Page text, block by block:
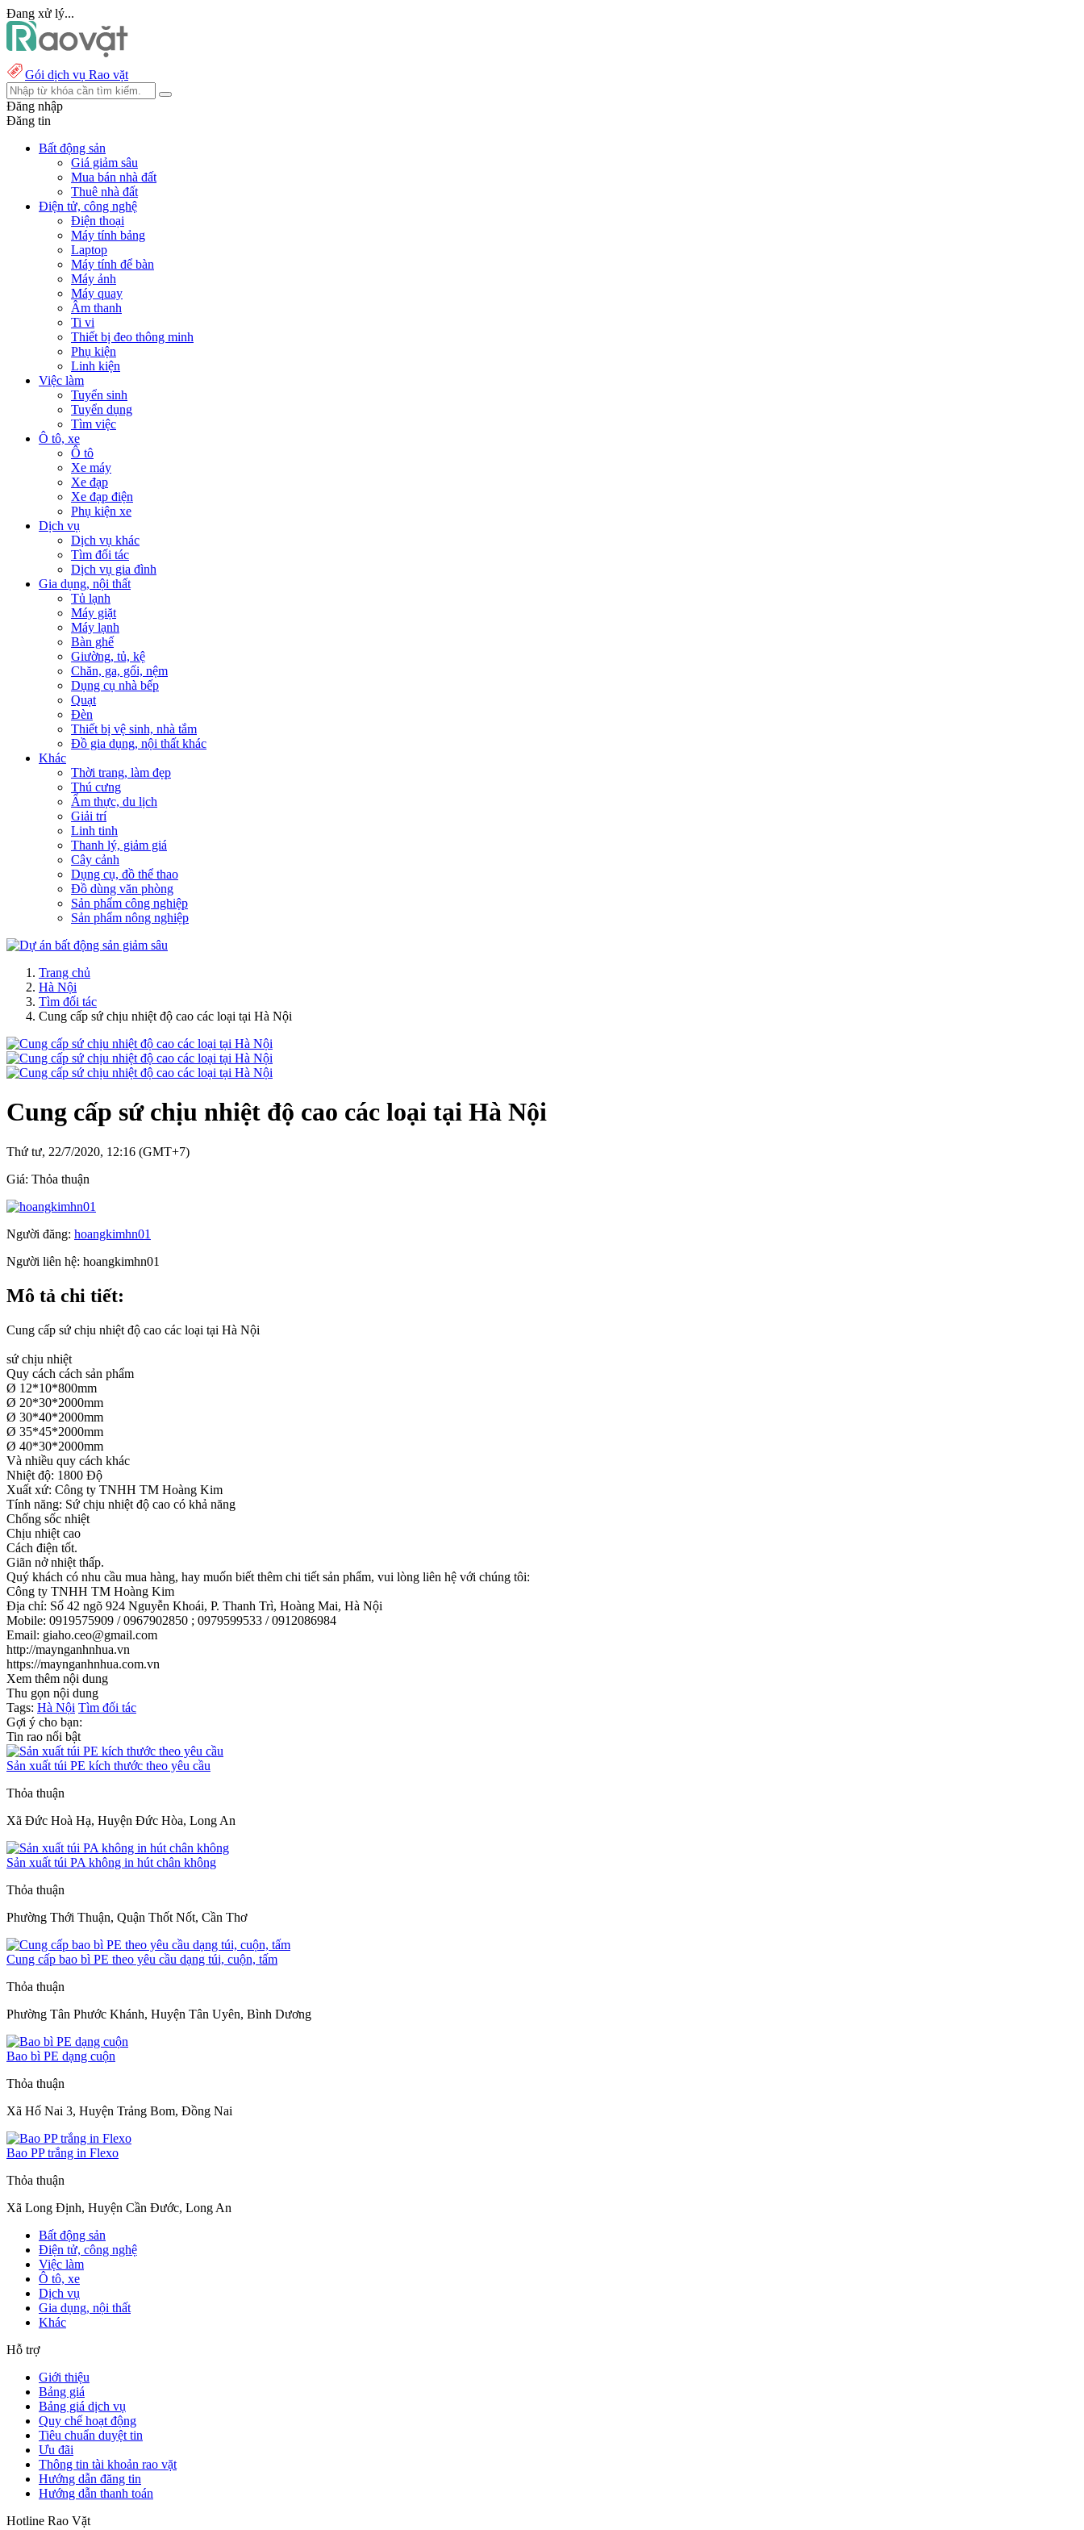
Đang xử lý...
Gói dịch vụ Rao vặt
Đăng nhập
Đăng tin
Bất động sản
Giá giảm sâu
Mua bán nhà đất
Thuê nhà đất
Điện tử, công nghệ
Điện thoại
Máy tính bảng
Laptop
Máy tính để bàn
Máy ảnh
Máy quay
Âm thanh
Ti vi
Thiết bị đeo thông minh
Phụ kiện
Linh kiện
Việc làm
Tuyển sinh
Tuyển dụng
Tìm việc
Ô tô, xe
Ô tô
Xe máy
Xe đạp
Xe đạp điện
Phụ kiện xe
Dịch vụ
Dịch vụ khác
Tìm đối tác
Dịch vụ gia đình
Gia dụng, nội thất
Tủ lạnh
Máy giặt
Máy lạnh
Bàn ghế
Giường, tủ, kệ
Chăn, ga, gối, nệm
Dụng cụ nhà bếp
Quạt
Đèn
Thiết bị vệ sinh, nhà tắm
Đồ gia dụng, nội thất khác
Khác
Thời trang, làm đẹp
Thú cưng
Ẩm thực, du lịch
Giải trí
Linh tinh
Thanh lý, giảm giá
Cây cảnh
Dụng cụ, đồ thể thao
Đồ dùng văn phòng
Sản phẩm công nghiệp
Sản phẩm nông nghiệp
Trang chủ
Hà Nội
Tìm đối tác
Cung cấp sứ chịu nhiệt độ cao các loại tại Hà Nội
Cung cấp sứ chịu nhiệt độ cao các loại tại Hà Nội
Thứ tư, 22/7/2020, 12:16 (GMT+7)
Giá: Thỏa thuận
Người đăng: hoangkimhn01
Người liên hệ: hoangkimhn01
Mô tả chi tiết:
Cung cấp sứ chịu nhiệt độ cao các loại tại Hà Nội
sứ chịu nhiệt
Quy cách cách sản phẩm
Ø 12*10*800mm
Ø 20*30*2000mm
Ø 30*40*2000mm
Ø 35*45*2000mm
Ø 40*30*2000mm
Và nhiều quy cách khác
Nhiệt độ: 1800 Độ
Xuất xứ: Công ty TNHH TM Hoàng Kim
Tính năng: Sứ chịu nhiệt độ cao có khả năng
Chống sốc nhiệt
Chịu nhiệt cao
Cách điện tốt.
Giãn nở nhiệt thấp.
Quý khách có nhu cầu mua hàng, hay muốn biết thêm chi tiết sản phẩm, vui lòng liên hệ với chúng tôi:
Công ty TNHH TM Hoàng Kim
Địa chỉ: Số 42 ngõ 924 Nguyễn Khoái, P. Thanh Trì, Hoàng Mai, Hà Nội
Mobile: 0919575909 / 0967902850 ; 0979599533 / 0912086984
Email: giaho.ceo@gmail.com
http://maynganhnhua.vn
https://maynganhnhua.com.vn
Xem thêm nội dung
Thu gọn nội dung
Tags: Hà Nội Tìm đối tác
Gợi ý cho bạn:
Tin rao nổi bật
Sản xuất túi PE kích thước theo yêu cầu
Thỏa thuận
Xã Đức Hoà Hạ, Huyện Đức Hòa, Long An
Sản xuất túi PA không in hút chân không
Thỏa thuận
Phường Thới Thuận, Quận Thốt Nốt, Cần Thơ
Cung cấp bao bì PE theo yêu cầu dạng túi, cuộn, tấm
Thỏa thuận
Phường Tân Phước Khánh, Huyện Tân Uyên, Bình Dương
Bao bì PE dạng cuộn
Thỏa thuận
Xã Hố Nai 3, Huyện Trảng Bom, Đồng Nai
Bao PP trắng in Flexo
Thỏa thuận
Xã Long Định, Huyện Cần Đước, Long An
Bất động sản
Điện tử, công nghệ
Việc làm
Ô tô, xe
Dịch vụ
Gia dụng, nội thất
Khác
Hỗ trợ
Giới thiệu
Bảng giá
Bảng giá dịch vụ
Quy chế hoạt động
Tiêu chuẩn duyệt tin
Ưu đãi
Thông tin tài khoản rao vặt
Hướng dẫn đăng tin
Hướng dẫn thanh toán
Hotline Rao Vặt